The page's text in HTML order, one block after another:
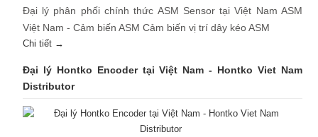
Đại lý phân phối chính thức ASM Sensor tại Việt Nam ASM
Việt Nam - Cảm biến ASM Cảm biến vị trí dây kéo ASM
Chi tiết →
Đại lý Hontko Encoder tại Việt Nam - Hontko Viet Nam
Distributor